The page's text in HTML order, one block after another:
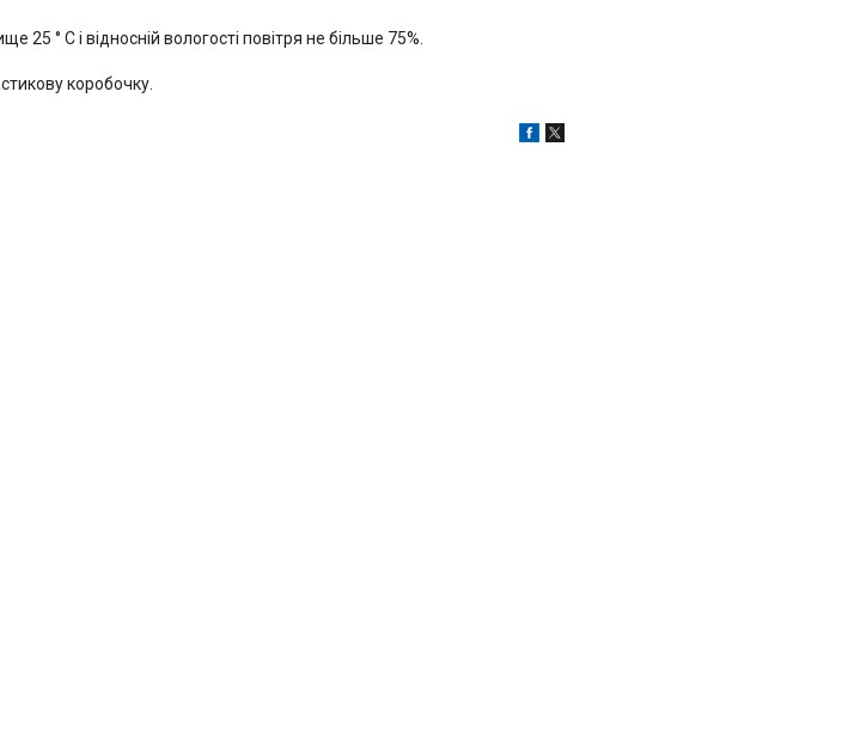
25 ° С і відносній вологості повітря не більше 75%.
коробочку.